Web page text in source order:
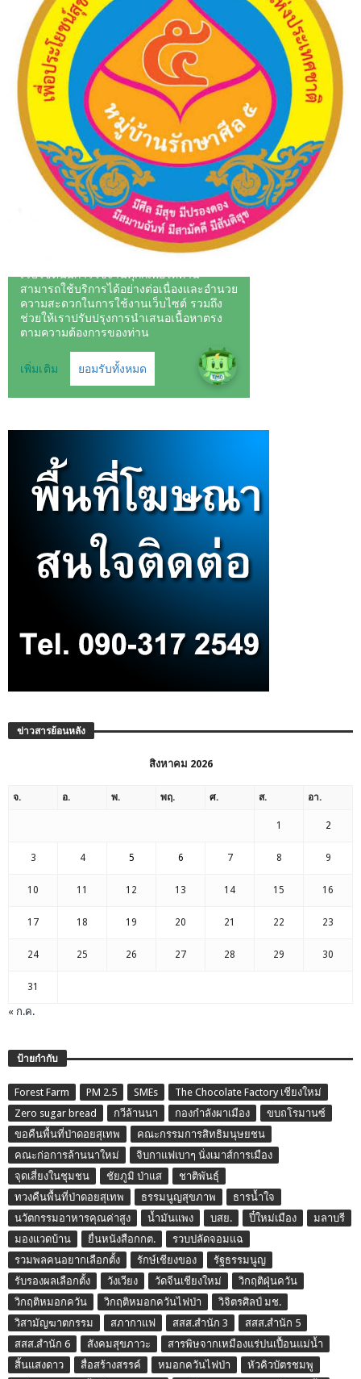
ข่าวสารย้อนหลัง
สิงหาคม 2026
จ. อ. พ. พฤ. ศ. ส. อา.
1 2
3 4 5 6 7 8 9
10 11 12 13 14 15 16
17 18 19 20 21 22 23
24 25 26 27 28 29 30
31
« ก.ค.
ป้ายกำกับ
Forest Farm PM 2.5 SMEs
The Chocolate Factory เชียงใหม่
Zero sugar bread
กวีล้านนา กองกำลังผาเมือง
ขบถโรมานซ์
ขอคืนพื้นที่ป่าดอยสุเทพ
คณะกรรมการสิทธิมนุษยชน
คณะก่อการล้านนาใหม่
จิบกาแฟเบาๆ นั่งเมาส์การเมือง
จุดเสี่ยงในชุมชน
ชัยภูมิ ป่าแส
ชาติพันธุ์
ทวงคืนพื้นที่ป่าดอยสุเทพ
ธรรมนูญสุขภาพ
ธารน้ำใจ
นวัตกรรมอาหารคุณค่าสูง
น้ำมันแพง บสย. ปี๋ใหม่เมือง
มลาบรี
มองแวดบ้าน
ยื่นหนังสือกกต.
รวบปลัดจอมแฉ
รวมพลคนอยากเลือกตั้ง
รักษ์เชียงของ
รัฐธรรมนูญ
รับรองผลเลือกตั้ง
วังเวียง วัดจีนเชียงใหม่
วิกฤติฝุ่นควัน
วิกฤติหมอกควัน
วิกฤติหมอกควันไฟป่า
วิจิตรศิลป์ มช.
วิสามัญฆาตกรรม
สภากาแฟ สสส.สำนัก 3
สสส.สำนัก 5
สสส.สำนัก 6
สังคมสุขภาวะ
สารพิษจากเหมืองแร่ปนเปื้อนแม่น้ำ
สิ้นแสงดาว
สื่อสร้างสรรค์ หมอกควันไฟป่า
หัวคิวบัตรชมพู